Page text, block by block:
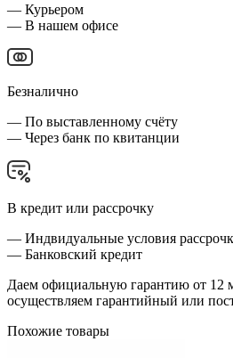
— Курьером
— В нашем офисе
Безналично
— По выставленному счёту
— Через банк по квитанции
В кредит или рассрочку
— Индвидуальные условия
— Банковский кредит
Даем официальную гарантию от 12
осуществляем гарантийный или
Похожие товары